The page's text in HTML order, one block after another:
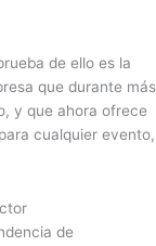
de ello es la
que durante más
y que ahora ofrece
cualquier evento,
de